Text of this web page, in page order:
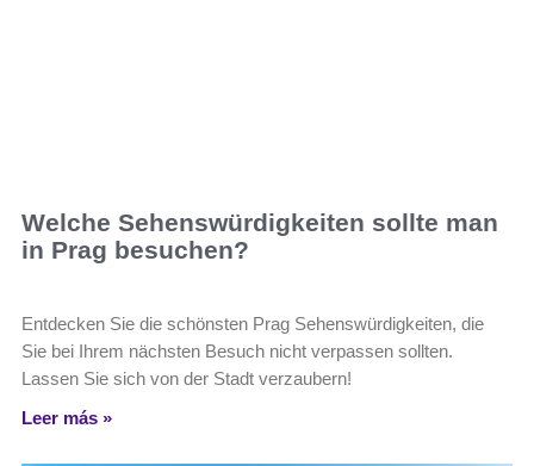
Welche Sehenswürdigkeiten sollte man
in Prag besuchen?
Entdecken Sie die schönsten Prag Sehenswürdigkeiten, die
Sie bei Ihrem nächsten Besuch nicht verpassen sollten.
Lassen Sie sich von der Stadt verzaubern!
Leer más »